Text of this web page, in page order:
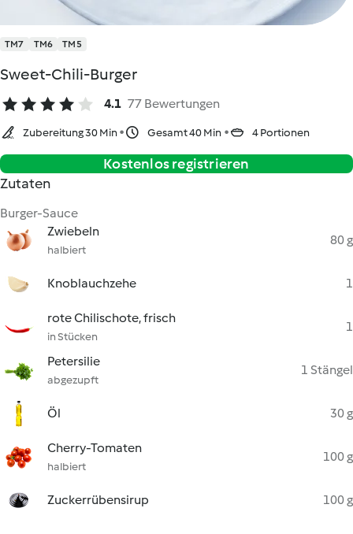
TM7 TM6 TM5
Sweet-Chili-Burger
4.1 77 Bewertungen
Zubereitung 30 Min Gesamt 40 Min 4 Portionen
Kostenlos registrieren
Zutaten
Burger-Sauce
Zwiebeln
halbiert
80 g
Knoblauchzehe 1
rote Chilischote, frisch
in Stücken
1
Petersilie
abgezupft
1 Stängel
Öl 30 g
Cherry-Tomaten
halbiert
100 g
Zuckerrübensirup 100 g